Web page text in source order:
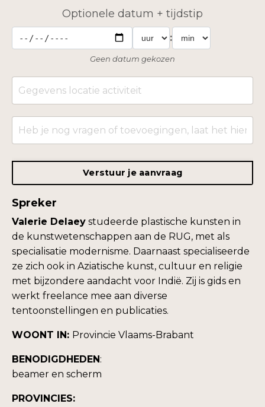
Optionele datum + tijdstip
:
Geen datum gekozen
Verstuur je aanvraag
Spreker
Valerie Delaey studeerde plastische kunsten in
de kunstwetenschappen aan de RUG, met als
specialisatie modernisme. Daarnaast specialiseerde
ze zich ook in Aziatische kunst, cultuur en religie
met bijzondere aandacht voor Indië. Zij is gids en
werkt freelance mee aan diverse
tentoonstellingen en publicaties.
WOONT IN: Provincie Vlaams-Brabant
BENODIGDHEDEN:
beamer en scherm
PROVINCIES: